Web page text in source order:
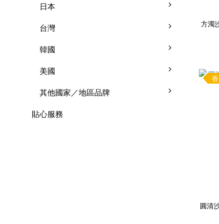
日本
台灣
韓國
美國
其他國家／地區品牌
貼心服務
方濁
圓清